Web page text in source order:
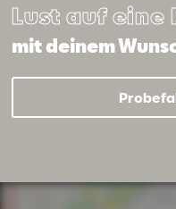
Lust auf
mit deinem